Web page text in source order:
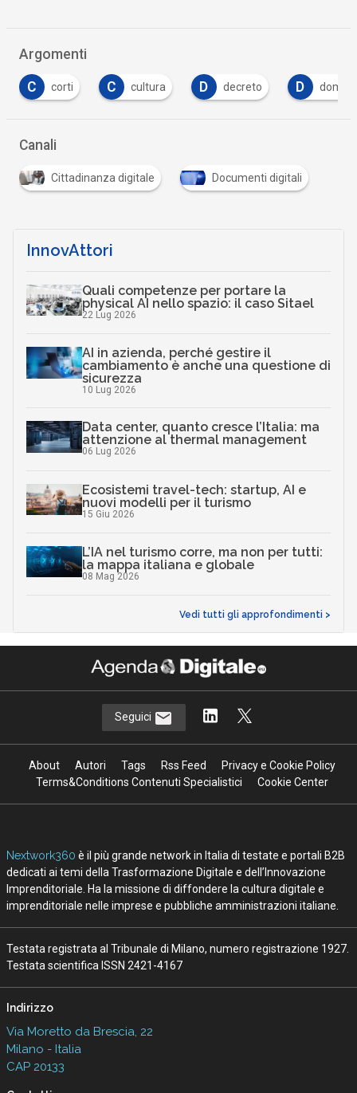
Argomenti
C cultura D decreto D domicilio digitale
Canali
Cittadinanza digitale Documenti digitali
InnovAttori
Quali competenze per portare la
physical AI nello spazio: il caso Sitael
22 Lug 2026
AI in azienda, perché gestire il
cambiamento è anche una questione di
sicurezza
10 Lug 2026
Data center, quanto cresce l’Italia: ma
attenzione al thermal management
06 Lug 2026
Ecosistemi travel-tech: startup, AI e
nuovi modelli per il turismo
15 Giu 2026
L’IA nel turismo corre, ma non per tutti:
la mappa italiana e globale
08 Mag 2026
Vedi tutti gli approfondimenti >
Seguici
About Autori Tags Rss Feed
Privacy e Cookie Policy
Terms&Conditions Contenuti Specialistici
Cookie Center
Nextwork360 è il più grande network in Italia di testate e portali B2B
dedicati ai temi della Trasformazione Digitale e dell’Innovazione
Imprenditoriale. Ha la missione di diffondere la cultura digitale e
imprenditoriale nelle imprese e pubbliche amministrazioni italiane.
Testata registrata al Tribunale di Milano, numero registrazione 1927.
Testata scientifica ISSN 2421-4167
Indirizzo
Via Moretto da Brescia, 22
Milano - Italia
CAP 20133